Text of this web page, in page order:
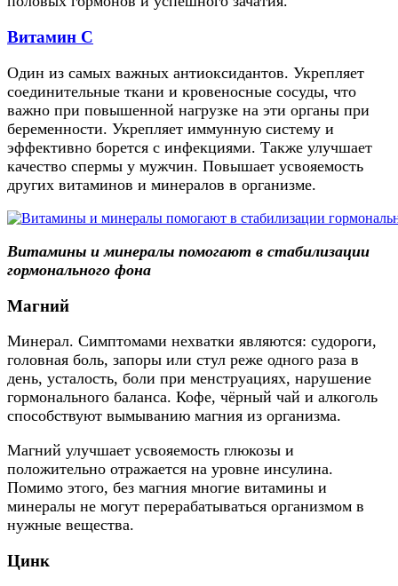
Витамин С
Один из самых важных антиоксидантов. Укрепляет
соединительные ткани и кровеносные сосуды, что
важно при повышенной нагрузке на эти органы при
беременности. Укрепляет иммунную систему и
эффективно борется с инфекциями. Также улучшает
качество спермы у мужчин. Повышает усвояемость
других витаминов и минералов в организме.
Витамины и минералы помогают в стабилизации
гормонального фона
Магний
Минерал. Симптомами нехватки являются: судороги,
головная боль, запоры или стул реже одного раза в
день, усталость, боли при менструациях, нарушение
гормонального баланса. Кофе, чёрный чай и алкоголь
способствуют вымыванию магния из организма.
Магний улучшает усвояемость глюкозы и
положительно отражается на уровне инсулина.
Помимо этого, без магния многие витамины и
минералы не могут перерабатываться организмом в
нужные вещества.
Цинк